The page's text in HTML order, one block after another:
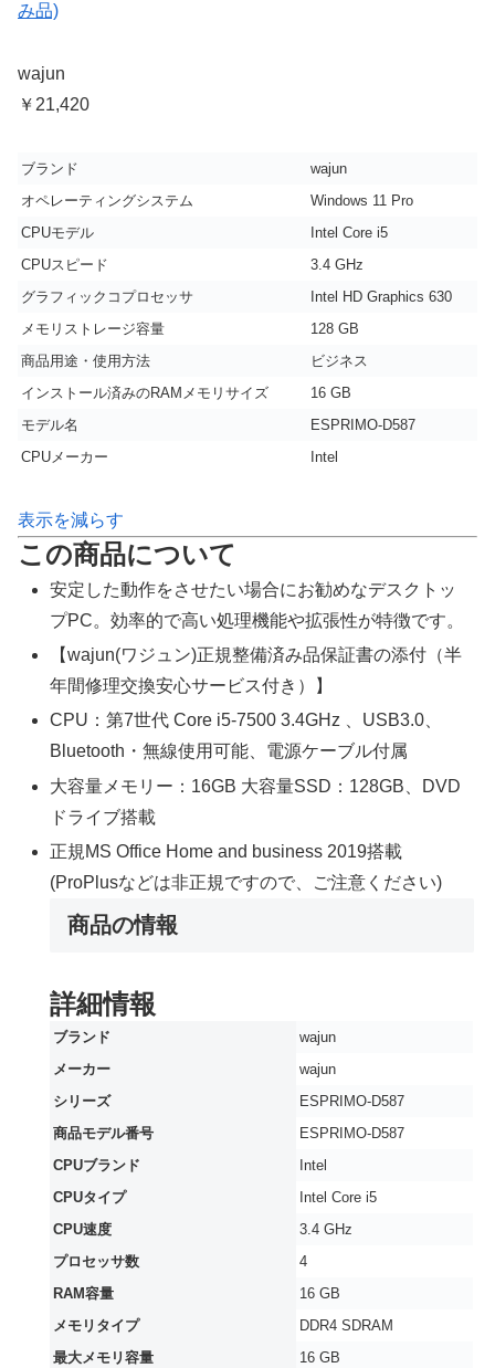
み品)
wajun
￥21,420
ブランド
wajun
オペレーティングシステム
Windows 11 Pro
CPUモデル
Intel Core i5
CPUスピード
3.4 GHz
グラフィックコプロセッサ
Intel HD Graphics 630
メモリストレージ容量
128 GB
商品用途・使用方法
ビジネス
インストール済みのRAMメモリサイズ
16 GB
モデル名
ESPRIMO-D587
CPUメーカー
Intel
表示を減らす
この商品について
安定した動作をさせたい場合にお勧めなデスクトッ
プPC。効率的で高い処理機能や拡張性が特徴です。
【wajun(ワジュン)正規整備済み品保証書の添付（半
年間修理交換安心サービス付き）】
CPU：第7世代 Core i5-7500 3.4GHz 、USB3.0、
Bluetooth・無線使用可能、電源ケーブル付属
大容量メモリー：16GB 大容量SSD：128GB、DVD
ドライブ搭載
正規MS Office Home and business 2019搭載
(ProPlusなどは非正規ですので、ご注意ください)
商品の情報
詳細情報
ブランド
‎wajun
メーカー
‎wajun
シリーズ
‎ESPRIMO-D587
商品モデル番号
‎ESPRIMO-D587
CPUブランド
‎Intel
CPUタイプ
‎Intel Core i5
CPU速度
‎3.4 GHz
プロセッサ数
‎4
RAM容量
‎16 GB
メモリタイプ
‎DDR4 SDRAM
最大メモリ容量
‎16 GB